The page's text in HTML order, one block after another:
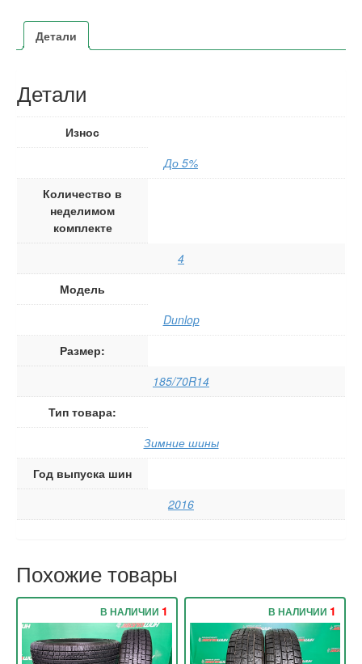
Детали
Детали
Износ
До 5%
Количество в
неделимом
комплекте
4
Модель
Dunlop
Размер:
185/70R14
Тип товара:
Зимние шины
Год выпуска шин
2016
Похожие товары
В НАЛИЧИИ 1 В НАЛИЧИИ 1